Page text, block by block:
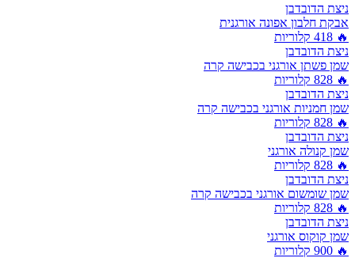
ניצת הדובדבן
אבקת חלבון אפונה אורגנית
🔥
418 קלוריות
ניצת הדובדבן
שמן פשתן אורגני בכבישה קרה
🔥
828 קלוריות
ניצת הדובדבן
שמן חמניות אורגני בכבישה קרה
🔥
828 קלוריות
ניצת הדובדבן
שמן קנולה אורגני
🔥
828 קלוריות
ניצת הדובדבן
שמן שומשום אורגני בכבישה קרה
🔥
828 קלוריות
ניצת הדובדבן
שמן קוקוס אורגני
🔥
900 קלוריות